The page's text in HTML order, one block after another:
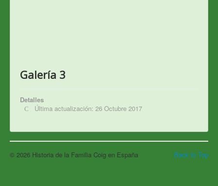
Galería 3
Detalles
Última actualización: 26 Octubre 2017
Back to Top
© 2026 Historia de la Familia Coig en España